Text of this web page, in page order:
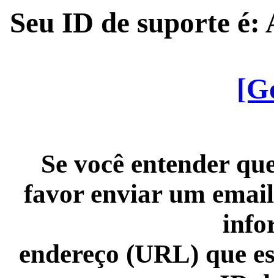
Seu ID de suporte é:
Se você entender
favor enviar um
endereço (URL) que